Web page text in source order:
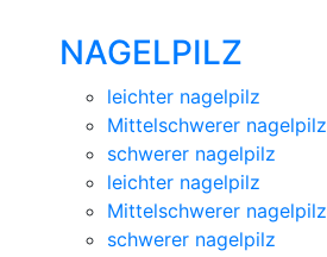
NAGELPILZ
leichter nagelpilz
Mittelschwerer nagelpilz
schwerer nagelpilz
leichter nagelpilz
Mittelschwerer nagelpilz
schwerer nagelpilz